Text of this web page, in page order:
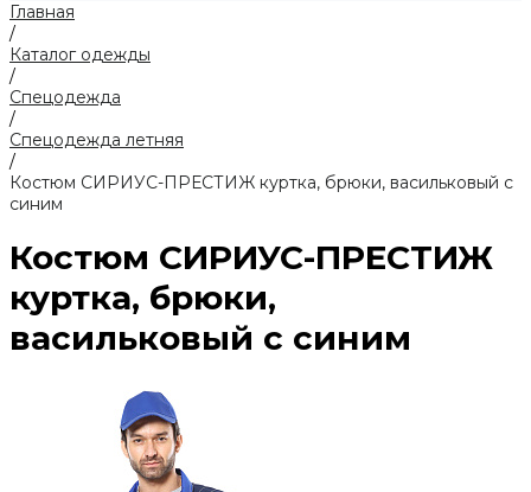
Главная
/
Каталог одежды
/
Спецодежда
/
Спецодежда летняя
/
Костюм СИРИУС-ПРЕСТИЖ куртка, брюки, васильковый с
синим
Костюм СИРИУС-ПРЕСТИЖ
куртка, брюки,
васильковый с синим